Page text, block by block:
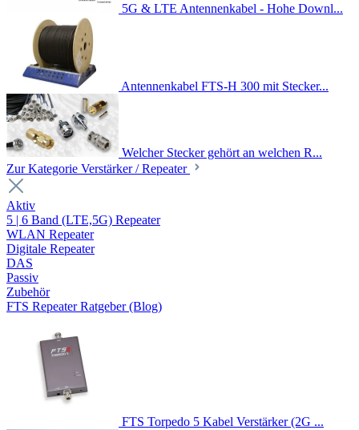
5G & LTE Antennenkabel - Hohe Downl...
Antennenkabel FTS-H 300 mit Stecker...
Welcher Stecker gehört an welchen R...
Zur Kategorie Verstärker / Repeater
Aktiv
5 | 6 Band (LTE,5G) Repeater
WLAN Repeater
Digitale Repeater
DAS
Passiv
Zubehör
FTS Repeater Ratgeber (Blog)
FTS Torpedo 5 Kabel Verstärker (2G ...